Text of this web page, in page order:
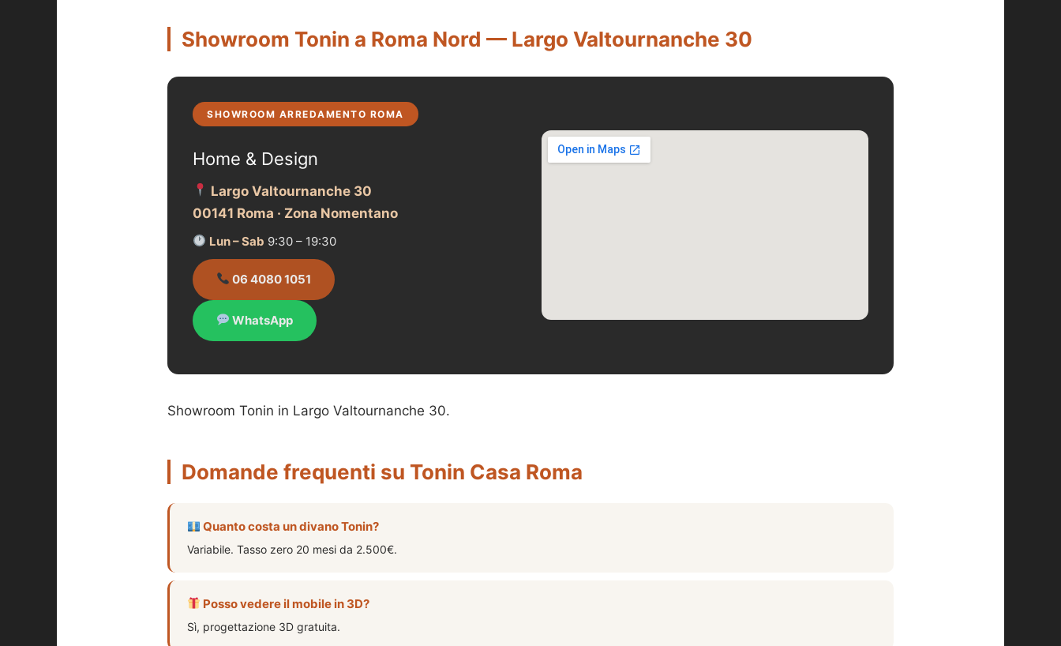
Showroom Tonin a Roma Nord — Largo Valtournanche 30
SHOWROOM ARREDAMENTO ROMA
Home & Design
Largo Valtournanche 30
00141 Roma · Zona Nomentano
Lun – Sab 9:30 – 19:30
06 4080 1051
WhatsApp
Showroom Tonin in Largo Valtournanche 30.
Domande frequenti su Tonin Casa Roma
Quanto costa un divano Tonin?
Variabile. Tasso zero 20 mesi da 2.500€.
Posso vedere il mobile in 3D?
Sì, progettazione 3D gratuita.